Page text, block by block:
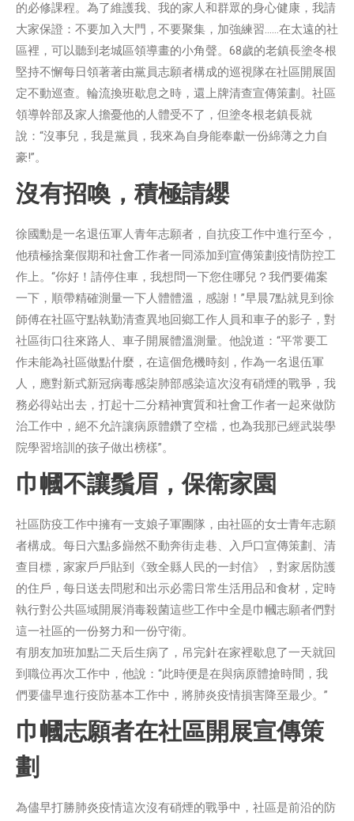
的必修課程。為了維護我、我的家人和群眾的身心健康，我請
大家保證：不要加入大門，不要聚集，加強練習……在太遠的社
區裡，可以聽到老城區領導畫的小角聲。68歲的老鎮長塗冬根
堅持不懈每日領著著由黨員志願者構成的巡視隊在社區開展固
定不動巡查。輪流換班歇息之時，還上牌清查宣傳策劃。社區
領導幹部及家人擔憂他的人體受不了，但塗冬根老鎮長就
說：“沒事兒，我是黨員，我來為自身能奉獻一份綿薄之力自
豪!”。
沒有招喚，積極請纓
徐國勳是一名退伍軍人青年志願者，自抗疫工作中進行至今，
他積極捨棄假期和社會工作者一同添加到宣傳策劃疫情防控工
作上。“你好！請停住車，我想問一下您住哪兒？我們要備案
一下，順帶精確測量一下人體體溫，感謝！”早晨7點就見到徐
師傅在社區守點執勤清查異地回鄉工作人員和車子的影子，對
社區街口往來路人、車子開展體溫測量。他說道：“平常要工
作未能為社區做點什麼，在這個危機時刻，作為一名退伍軍
人，應對新式新冠病毒感柒肺部感染這次沒有硝煙的戰爭，我
務必得站出去，打起十二分精神實質和社會工作者一起來做防
治工作中，絕不允許讓病原體鑽了空檔，也為我那已經武裝學
院學習培訓的孩子做出榜樣”。
巾幗不讓鬚眉，保衛家園
社區防疫工作中擁有一支娘子軍團隊，由社區的女士青年志願
者構成。每日六點多巋然不動奔街走巷、入戶口宣傳策劃、清
查目標，家家戶戶貼到《致全縣人民的一封信》，對家居防護
的住戶，每日送去問慰和出示必需日常生活用品和食材，定時
執行對公共區域開展消毒殺菌這些工作中全是巾幗志願者們對
這一社區的一份努力和一份守衛。
有朋友加班加點二天后生病了，吊完針在家裡歇息了一天就回
到職位再次工作中，他說：“此時便是在與病原體搶時間，我
們要儘早進行疫防基本工作中，將肺炎疫情損害降至最少。”
巾幗志願者在社區開展宣傳策
劃
為儘早打勝肺炎疫情這次沒有硝煙的戰爭中，社區是前沿的防